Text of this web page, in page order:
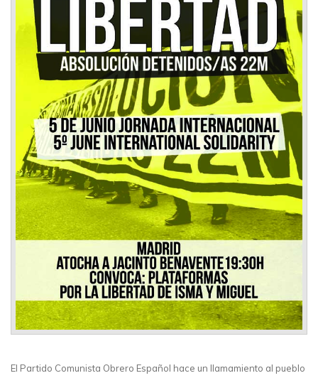
El Partido Comunista Obrero Español hace un llamamiento al pueblo